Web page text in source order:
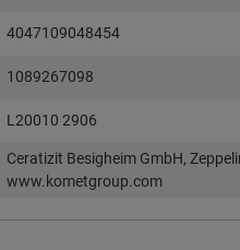
4047109048454
1089267098
L20010 2906
Ceratizit Besigheim GmbH,
www.kometgroup.com